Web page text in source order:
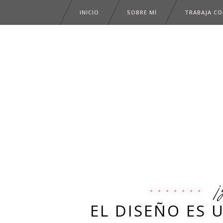
INICIO SOBRE MÍ TRABAJA
EL DISEÑO ES